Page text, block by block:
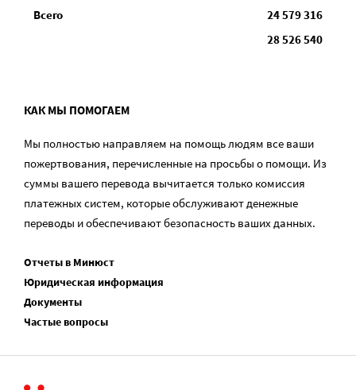
Всего
24 579 316
28 526 540
КАК МЫ ПОМОГАЕМ
Мы полностью направляем на помощь людям все ваши
пожертвования, перечисленные на просьбы о помощи. Из
суммы вашего перевода вычитается только комиссия
платежных систем, которые обслуживают денежные
переводы и обеспечивают безопасность ваших данных.
Отчеты в Минюст
Юридическая информация
Документы
Частые вопросы